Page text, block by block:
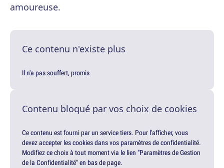
amoureuse.
Ce contenu n'existe plus
Il n'a pas souffert, promis
Contenu bloqué par vos choix de cookies
Ce contenu est fourni par un service tiers. Pour l'afficher, vous
devez accepter les cookies dans vos paramètres de confidentialité.
Modifiez ce choix à tout moment via le lien "Paramètres de Gestion
de la Confidentialité" en bas de page.